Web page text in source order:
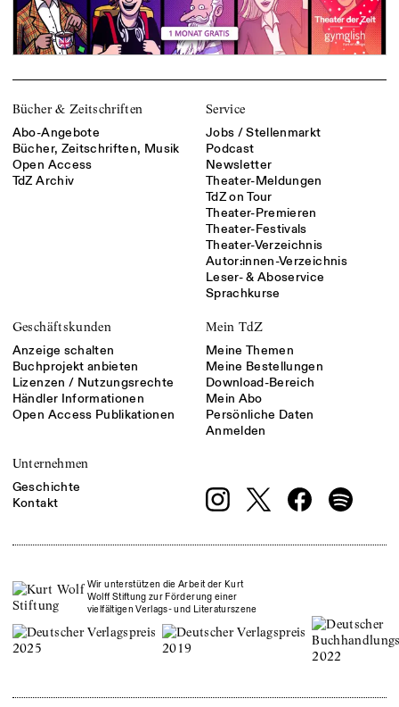
Bücher & Zeitschriften
Abo-Angebote
Bücher, Zeitschriften, Musik
Open Access
TdZ Archiv
Service
Jobs / Stellenmarkt
Podcast
Newsletter
Theater-Meldungen
TdZ on Tour
Theater-Premieren
Theater-Festivals
Theater-Verzeichnis
Autor:innen-Verzeichnis
Leser- & Aboservice
Sprachkurse
Geschäftskunden
Anzeige schalten
Buchprojekt anbieten
Lizenzen / Nutzungsrechte
Händler Informationen
Open Access Publikationen
Mein TdZ
Meine Themen
Meine Bestellungen
Download-Bereich
Mein Abo
Persönliche Daten
Anmelden
Unternehmen
Geschichte
Kontakt
Wir unterstützen die Arbeit der Kurt
Wolff Stiftung zur Förderung einer
vielfältigen Verlags- und Literaturszene